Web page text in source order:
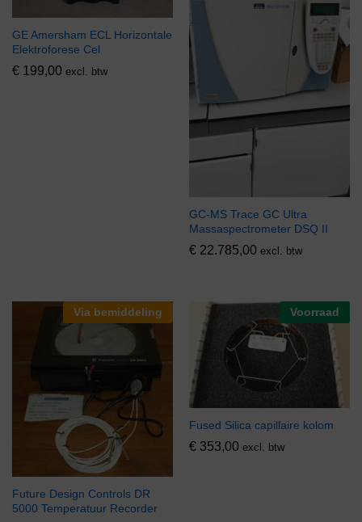
GE Amersham ECL Horizontale
Elektroforese Cel
€ 199,00 excl. btw
GC-MS Trace GC Ultra
Massaspectrometer DSQ II
€ 22.785,00 excl. btw
Via bemiddeling
Future Design Controls DR
5000 Temperatuur Recorder
Voorraad
Fused Silica capillaire kolom
€ 353,00 excl. btw